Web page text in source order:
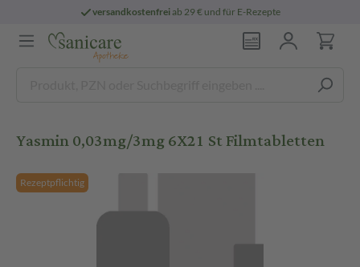
versandkostenfreiab 29 € und für E-Rezepte
Yasmin 0,03mg/3mg 6X21 St Filmtabletten
Rezeptpflichtig